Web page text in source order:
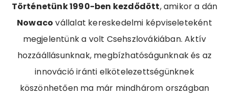
Történetünk 1990-ben kezdődött, amikor a dán
Nowaco vállalat kereskedelmi képviseleteként
megjelentünk a volt Csehszlovákiában. Aktív
hozzáállásunknak, megbízhatóságunknak és az
innováció iránti elkötelezettségünknek
köszönhetően ma már mindhárom országban